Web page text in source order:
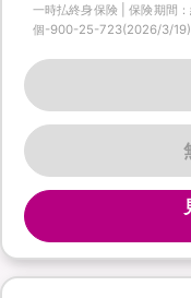
一時払終身保険 | 保険期間
個-900-25-723(2026/3/19)